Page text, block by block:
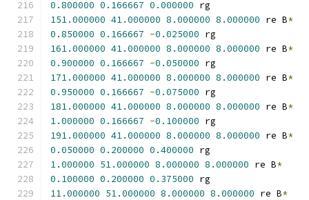
0.800000 0.166667 0.000000 rg
151.000000 41.000000 8.000000 8.000000 re B*
0.850000 0.166667 -0.025000 rg
161.000000 41.000000 8.000000 8.000000 re B*
0.900000 0.166667 -0.050000 rg
171.000000 41.000000 8.000000 8.000000 re B*
0.950000 0.166667 -0.075000 rg
181.000000 41.000000 8.000000 8.000000 re B*
1.000000 0.166667 -0.100000 rg
191.000000 41.000000 8.000000 8.000000 re B*
0.050000 0.200000 0.400000 rg
1.000000 51.000000 8.000000 8.000000 re B*
0.100000 0.200000 0.375000 rg
11.000000 51.000000 8.000000 8.000000 re B*